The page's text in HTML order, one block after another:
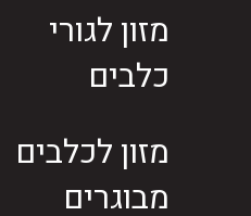
מזון לגורי
כלבים
מזון לכלבים
מבוגרים